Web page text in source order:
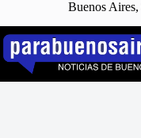
Buenos
Saltar
contenido